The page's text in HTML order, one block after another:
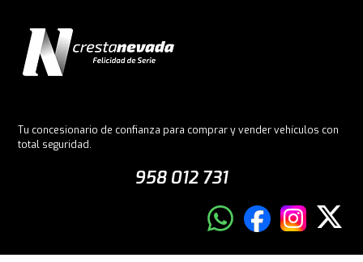
Tu concesionario de confianza para comprar y vender vehículos con
total seguridad.
958 012 731